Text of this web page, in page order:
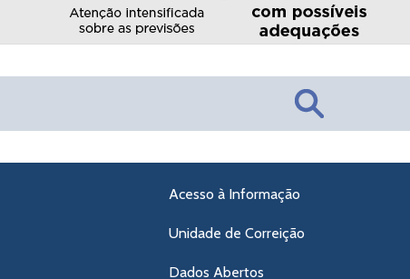
Acesso à Informação
Unidade de Correição
Dados Abertos